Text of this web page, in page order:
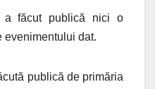
a făcut publică nici o
evenimentului dat.
publică de primăria